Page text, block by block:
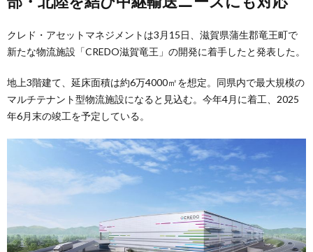
クレド・アセットマネジメントは3月15日、滋賀県蒲生郡竜王町で
新たな物流施設「CREDO滋賀竜王」の開発に着手したと発表した。
地上3階建て、延床面積は約6万4000㎡を想定。同県内で最大規模の
マルチテナント型物流施設になると見込む。今年4月に着工、2025
年6月末の竣工を予定している。